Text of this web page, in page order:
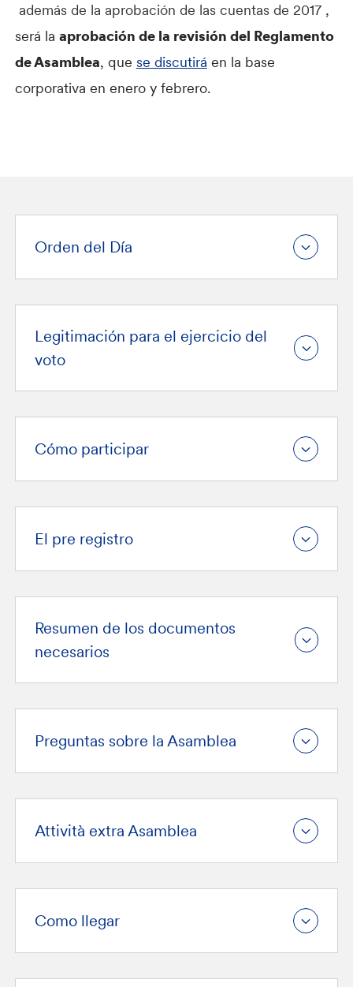
además de la aprobación de las cuentas de 2017,
será la aprobación de la revisión del Reglamento
de Asamblea, que se discutirá en la base
corporativa en enero y febrero.
Orden del Día
Legitimación para el ejercicio del
voto
Cómo participar
El pre registro
Resumen de los documentos
necesarios
Preguntas sobre la Asamblea
Attività extra Asamblea
Como llegar